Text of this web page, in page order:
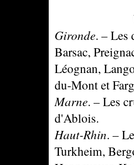
Vins
Gironde. – Les
Barsac,
Léognan,
du-Mont et
Marne. – Les
d'Ablois.
Haut-Rhin. –
Turkheim,